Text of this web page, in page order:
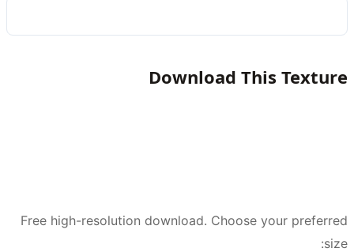
Download This
Free high-resolution download. Choose your